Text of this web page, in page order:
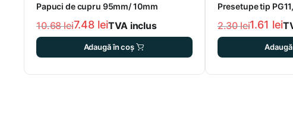
Papuci de cupru 95mm/ 10mm
10.68lei
Prețul
inițial
a
7.48 lei
Prețul
curent
este:
TVA inclus
Adaugă în coș
Presetupe tip
2.30lei
Prețul
inițial
a
1.61 lei
Prețul
curent
este: